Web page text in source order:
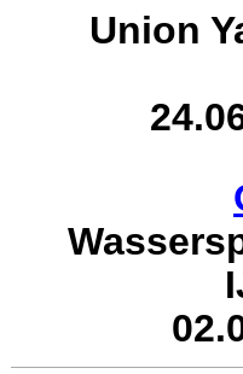
Union